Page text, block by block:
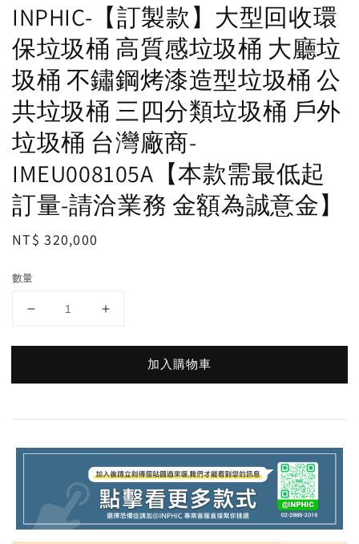
INPHIC-【訂製款】大型回收環
保垃圾桶 高質感垃圾桶 大廳垃
圾桶 不鏽鋼烤漆造型垃圾桶 公
共垃圾桶 三四分類垃圾桶 戶外
垃圾桶 台灣廠商-
IMEU008105A【本款需最低起
訂量-請洽業務 金額為誠意金】
Regular
NT$ 320,000
數量
加入購物車